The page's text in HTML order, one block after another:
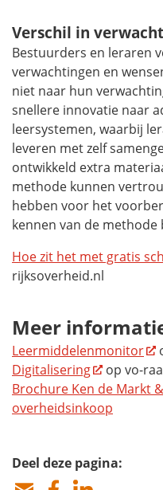
Verschil in
Bestuurders en leraren
verwachtingen en
niet naar hun
snellere innovatie naar
leersystemen, waarbij
leveren met zelf
ontwikkeld extra
methode kunnen
hebben voor het
kennen van de methode
Hoe zit het met gratis
rijksoverheid.nl
Meer
Leermiddelenmonitor
Digitalisering
op vo-
Brochure Ken de Markt
overheidsinkoop
Deel deze pagina: